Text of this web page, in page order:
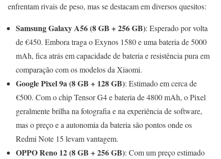
enfrentam rivais de peso, mas se destacam em diversos quesitos:
Samsung Galaxy A56 (8 GB + 256 GB): Esperado por volta
de €450. Embora traga o Exynos 1580 e uma bateria de 5000
mAh, fica atrás em capacidade de bateria e resistência pura em
comparação com os modelos da Xiaomi.
Google Pixel 9a (8 GB + 128 GB): Estimado em cerca de
€500. Com o chip Tensor G4 e bateria de 4800 mAh, o Pixel
geralmente brilha na fotografia e na experiência de software,
mas o preço e a autonomia da bateria são pontos onde os
Redmi Note 15 levam vantagem.
OPPO Reno 12 (8 GB + 256 GB): Com um preço estimado